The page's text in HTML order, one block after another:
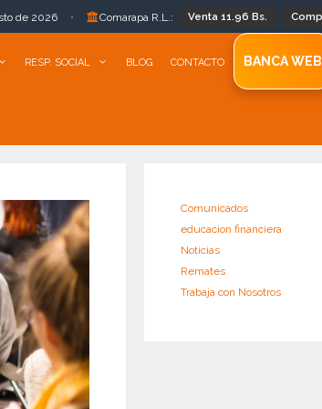
Comarapa R.L.: Venta 11.96 Bs. Compra 11.86 Bs. •
RESP. SOCIAL BLOG CONTACTO BANCA WEB
Comunicados
educacion financiera
Noticias
Remates
Trabaja con Nosotros